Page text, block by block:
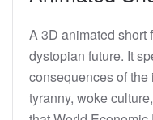
A 3D animated short
dystopian future. It
consequences of
tyranny, woke